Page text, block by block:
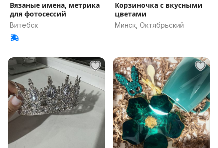
Вязаные имена, метрика
для фотосессий
Витебск
Корзиночка с вкусными
цветами
Минск, Октябрьский